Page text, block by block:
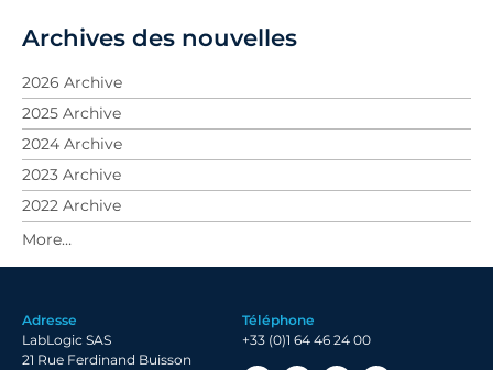
Archives des nouvelles
2026 Archive
2025 Archive
2024 Archive
2023 Archive
2022 Archive
2021 Archive
2020 Archive
2018 Archive
2017 Archive
Adresse
LabLogic SAS
21 Rue Ferdinand Buisson
Téléphone
+33 (0)1 64 46 24 00